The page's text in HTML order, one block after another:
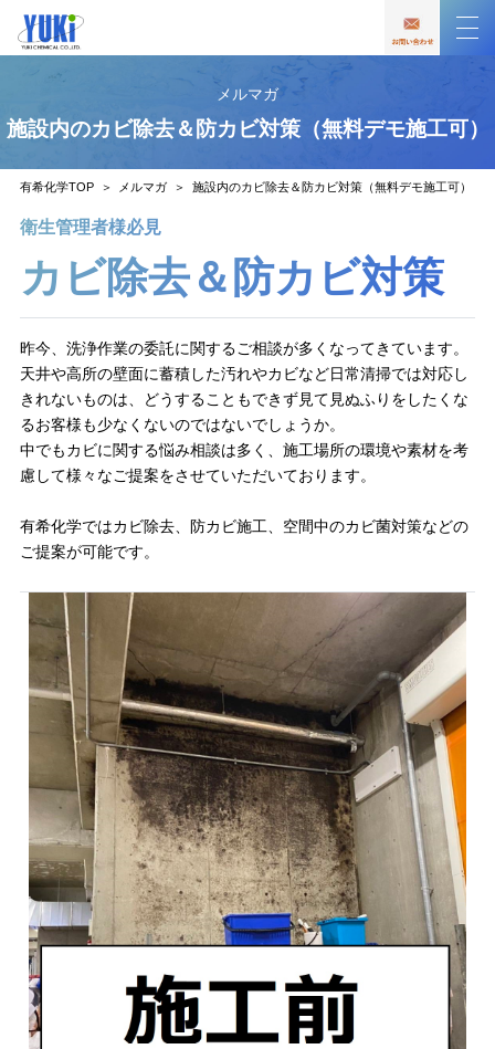
メルマガ
施設内のカビ除去＆防カビ対策（無料デモ施工可）
有希化学TOP メルマガ 施設内のカビ除去＆防カビ対策（無料デモ施工可）
衛生管理者様必見
カビ除去＆防カビ対策
昨今、洗浄作業の委託に関するご相談が多くなってきています。
天井や高所の壁面に蓄積した汚れやカビなど日常清掃では対応し
きれないものは、どうすることもできず見て見ぬふりをしたくな
るお客様も少なくないのではないでしょうか。
中でもカビに関する悩み相談は多く、施工場所の環境や素材を考
慮して様々なご提案をさせていただいております。
有希化学ではカビ除去、防カビ施工、空間中のカビ菌対策などの
ご提案が可能です。